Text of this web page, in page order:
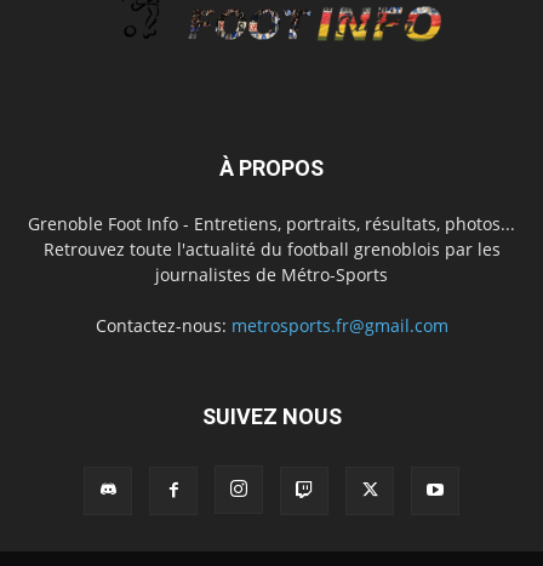
À PROPOS
Grenoble Foot Info - Entretiens, portraits, résultats, photos...
Retrouvez toute l'actualité du football grenoblois par les
journalistes de Métro-Sports
Contactez-nous: metrosports.fr@gmail.com
SUIVEZ NOUS